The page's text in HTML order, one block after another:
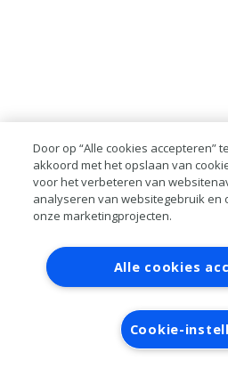
Contact Account
RAI bestanden
Privacy
Verwerkersovereenkomst
Door op “Alle cookies accepteren”
akkoord met het opslaan van
voor het verbeteren van
analyseren van websitegebruik en
onze marketingprojecten.
Alle cookies
Cookie-